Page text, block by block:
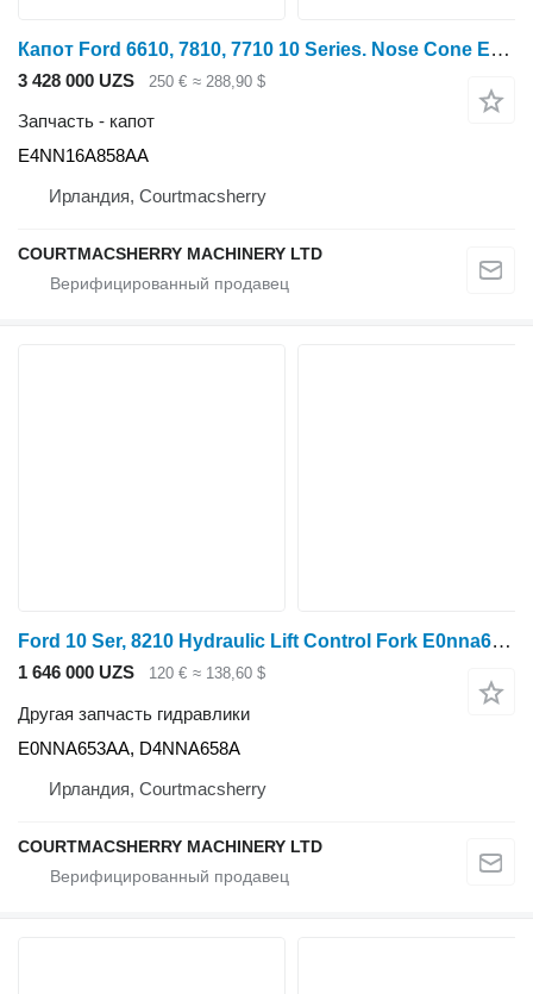
Капот Ford 6610, 7810, 7710 10 Series. Nose Cone E4nn16a858ab, E4nn16a858ab E4NN16A858AA для трактора колесного 6610
3 428 000 UZS 250 € ≈ 288,90 $
Запчасть - капот
E4NN16A858AA
Ирландия, Courtmacsherry
COURTMACSHERRY MACHINERY LTD
Ford 10 Ser, 8210 Hydraulic Lift Control Fork E0nna659ac, E0nna653aa, E0NNA653AA для трактора колесного Ford 10 Ser
1 646 000 UZS 120 € ≈ 138,60 $
Другая запчасть гидравлики
E0NNA653AA, D4NNA658A
Ирландия, Courtmacsherry
COURTMACSHERRY MACHINERY LTD